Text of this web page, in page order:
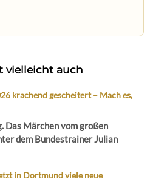
vielleicht auch
krachend gescheitert – Mach es,
Das Märchen vom großen
dem Bundestrainer Julian
in Dortmund viele neue